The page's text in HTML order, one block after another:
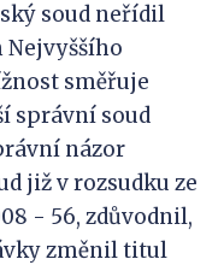
soud neřídil
směřuje
správní soud
názor
již v rozsudku ze
- 56, zdůvodnil,
změnil titul